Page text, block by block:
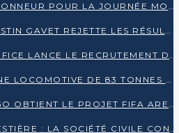
HENRI DJOMBO À L’HONNEUR POUR LA JOURNÉE MONDIALE DU THÉÂTRE
PRÉSIDENTIELLE : DESTIN GAVET REJETTE LES RÉSULTATS ET APPELLE À UN DIALOGUE NATIONAL
ENSEIGNEMENT : L’ENFICE LANCE LE RECRUTEMENT DE SA PREMIÈRE PROMOTION DE PROFESSEURS DES ÉCOLES
AGL MET SUR RAIL UNE LOCOMOTIVE DE 83 TONNES À POINTE-NOIRE
FOOTBALL : LE CONGO OBTIENT LE PROJET FIFA ARENA POUR SES 15 DÉPARTEMENTS
GOUVERNANCE FORESTIÈRE : LA SOCIÉTÉ CIVILE CONGOLAISE AFFICHE SES PRIORITÉS POUR 2026